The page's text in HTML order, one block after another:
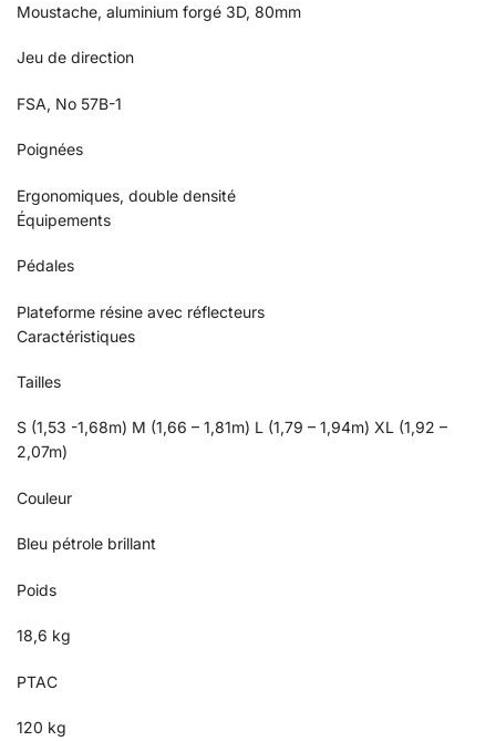
Moustache, aluminium forgé 3D, 80mm
Jeu de direction
FSA, No 57B-1
Poignées
Ergonomiques, double densité
Équipements
Pédales
Plateforme résine avec réflecteurs
Caractéristiques
Tailles
S (1,53 -1,68m) M (1,66 – 1,81m) L (1,79 – 1,94m) XL (1,92 –
2,07m)
Couleur
Bleu pétrole brillant
Poids
18,6 kg
PTAC
120 kg